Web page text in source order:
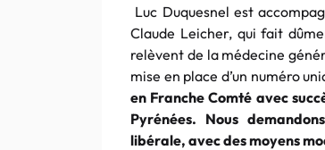
Luc Duquesnel est
Claude Leicher, qui fait
relèvent de la médecine
mise en place d’un numéro
en Franche Comté avec
Pyrénées. Nous
libérale, avec des moyens